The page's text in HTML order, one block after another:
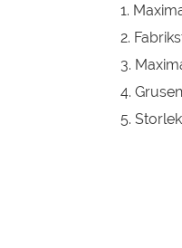
1.
2.
3.
4.
5.